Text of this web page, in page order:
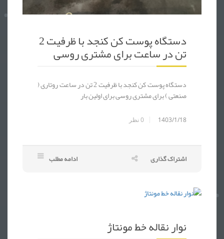
دستگاه پوست کن کنجد با ظرفیت 2
تن در ساعت برای مشتری روسی
دستگاه پوست کن کنجد با ظرفیت 2 تن در ساعت روتاری (
صنعتی ) برای مشتری روسی برای اولین بار
1403/1/18
0نظر
ادامه مطلب اشتراک گذاری
نوار نقاله خط مونتاژ